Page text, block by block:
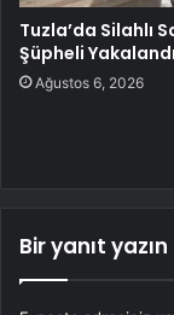
Tuzla’da Silahlı
Şüpheli Yakalandı
Ağustos 6, 2026
Bir yanıt yazın